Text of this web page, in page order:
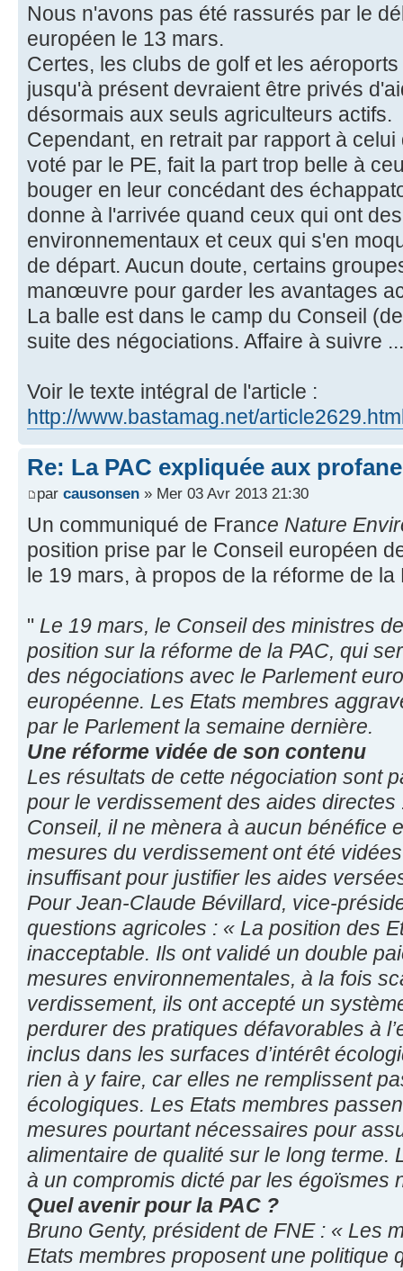
Nous n'avons pas été rassurés par le
européen le 13 mars.
Certes, les clubs de golf et les
jusqu'à présent devraient être privés
désormais aux seuls agriculteurs actifs.
Cependant, en retrait par rapport à
voté par le PE, fait la part trop belle à
bouger en leur concédant des
donne à l'arrivée quand ceux qui ont
environnementaux et ceux qui s'en
de départ. Aucun doute, certains
manœuvre pour garder les avantages
La balle est dans le camp du Conseil
suite des négociations. Affaire à suivre
Voir le texte intégral de l'article :
http://www.bastamag.net/
Re: La PAC expliquée aux
par causonsen » Mer 03 Avr 2013 21:30
Un communiqué de France Nature
position prise par le Conseil européen
le 19 mars, à propos de la réforme de la
" Le 19 mars, le Conseil des ministres
position sur la réforme de la PAC, qui
des négociations avec le Parlement
européenne. Les Etats membres
par le Parlement la semaine dernière.
Une réforme vidée de son contenu
Les résultats de cette négociation sont
pour le verdissement des aides
Conseil, il ne mènera à aucun bénéfice
mesures du verdissement ont été
insuffisant pour justifier les aides
Pour Jean-Claude Bévillard, vice-
questions agricoles : « La position des
inacceptable. Ils ont validé un double
mesures environnementales, à la fois
verdissement, ils ont accepté un
perdurer des pratiques défavorables à
inclus dans les surfaces d’intérêt
rien à y faire, car elles ne remplissent
écologiques. Les Etats membres
mesures pourtant nécessaires pour
alimentaire de qualité sur le long terme.
à un compromis dicté par les égoïsmes
Quel avenir pour la PAC ?
Bruno Genty, président de FNE : « Les
Etats membres proposent une politique